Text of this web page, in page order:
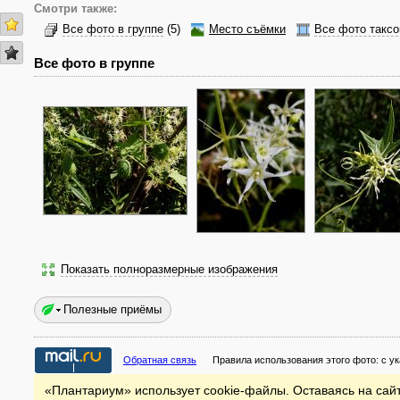
Смотри также:
Все фото в группе (5) Место съёмки Все фото
Все фото в группе
Показать полноразмерные изображения
Полезные приёмы
Обратная связь Правила использования этого фото: с
«Плантариум» использует cookie-файлы. Оставаясь на